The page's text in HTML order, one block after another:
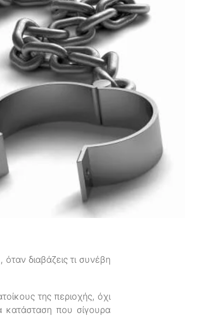
διαβάζεις τι συνέβη
της περιοχής, όχι
κατάσταση που σίγουρα